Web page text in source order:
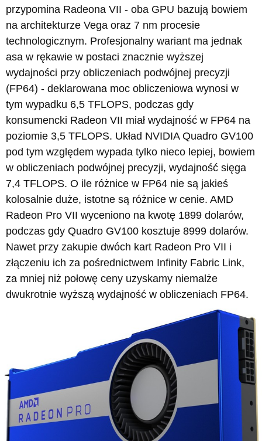
przypomina Radeona VII - oba GPU bazują bowiem
na architekturze Vega oraz 7 nm procesie
technologicznym. Profesjonalny wariant ma jednak
asa w rękawie w postaci znacznie wyższej
wydajności przy obliczeniach podwójnej precyzji
(FP64) - deklarowana moc obliczeniowa wynosi w
tym wypadku 6,5 TFLOPS, podczas gdy
konsumencki Radeon VII miał wydajność w FP64 na
poziomie 3,5 TFLOPS. Układ NVIDIA Quadro GV100
pod tym względem wypada tylko nieco lepiej, bowiem
w obliczeniach podwójnej precyzji, wydajność sięga
7,4 TFLOPS. O ile różnice w FP64 nie są jakieś
kolosalnie duże, istotne są różnice w cenie. AMD
Radeon Pro VII wyceniono na kwotę 1899 dolarów,
podczas gdy Quadro GV100 kosztuje 8999 dolarów.
Nawet przy zakupie dwóch kart Radeon Pro VII i
złączeniu ich za pośrednictwem Infinity Fabric Link,
za mniej niż połowę ceny uzyskamy niemalże
dwukrotnie wyższą wydajność w obliczeniach FP64.